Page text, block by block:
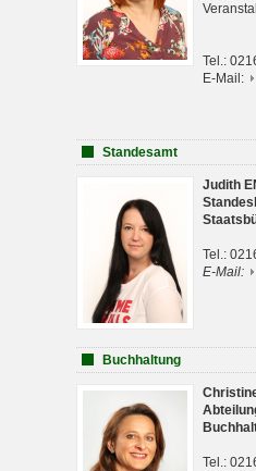
Tel.:
E-Mail:
Standesamt
Judith
Tel.:
E-Mail:
Buchhaltung
Tel.: